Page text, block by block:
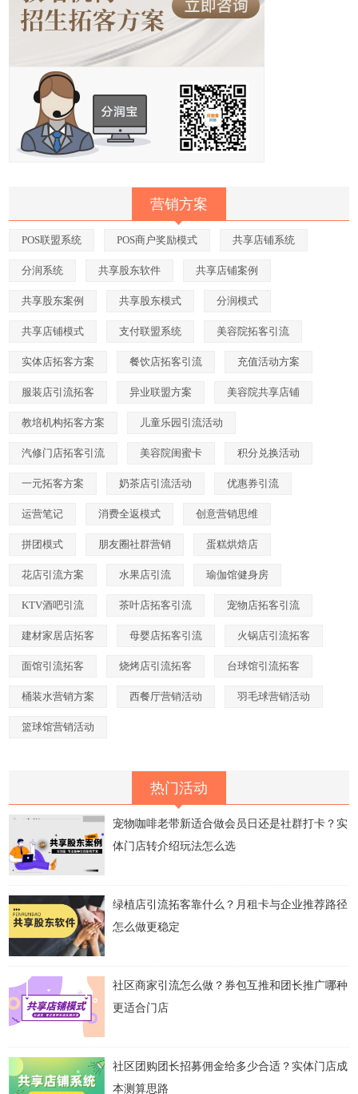
营销方案
POS联盟系统 POS商户奖励模式 共享店铺系统
分润系统 共享股东软件 共享店铺案例
共享股东案例 共享股东模式 分润模式
共享店铺模式 支付联盟系统 美容院拓客引流
实体店拓客方案 餐饮店拓客引流 充值活动方案
服装店引流拓客 异业联盟方案 美容院共享店铺
教培机构拓客方案 儿童乐园引流活动
汽修门店拓客引流 美容院闺蜜卡 积分兑换活动
一元拓客方案 奶茶店引流活动 优惠券引流
运营笔记 消费全返模式 创意营销思维
拼团模式 朋友圈社群营销 蛋糕烘焙店
花店引流方案 水果店引流 瑜伽馆健身房
KTV酒吧引流 茶叶店拓客引流 宠物店拓客引流
建材家居店拓客 母婴店拓客引流 火锅店引流拓客
面馆引流拓客 烧烤店引流拓客 台球馆引流拓客
桶装水营销方案 西餐厅营销活动 羽毛球营销活动
篮球馆营销活动
热门活动
宠物咖啡老带新适合做会员日还是社群打卡？实
体门店转介绍玩法怎么选
绿植店引流拓客靠什么？月租卡与企业推荐路径
怎么做更稳定
社区商家引流怎么做？券包互推和团长推广哪种
更适合门店
社区团购团长招募佣金给多少合适？实体门店成
本测算思路